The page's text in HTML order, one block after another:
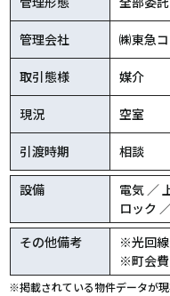
管理会社 ㈱東急
取引態様 媒介
現況 空室
引渡時期 相談
設備
電気 ／
ロック
その他備考
※光回
※町会
※掲載されている物件データが現